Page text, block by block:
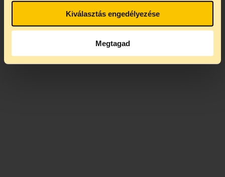
Kiválasztás engedélyezése
Megtagad